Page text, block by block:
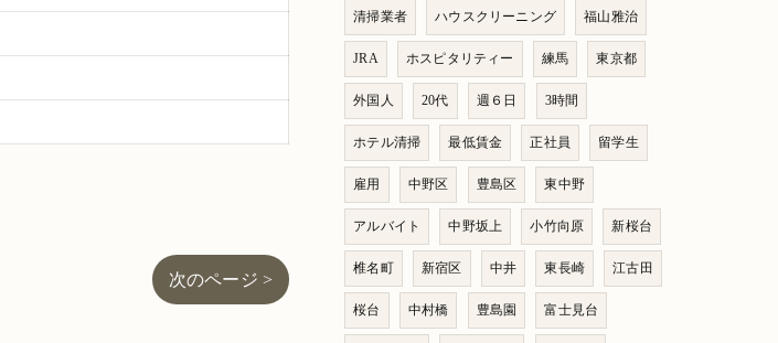
次のページ >
清掃業者 ハウスクリーニング 福山雅治
JRA ホスピタリティー 練馬 東京都
外国人 20代 週６日 3時間
ホテル清掃 最低賃金 正社員 留学生
雇用 中野区 豊島区 東中野
アルバイト 中野坂上 小竹向原 新桜台
椎名町 新宿区 中井 東長崎 江古田
桜台 中村橋 豊島園 富士見台